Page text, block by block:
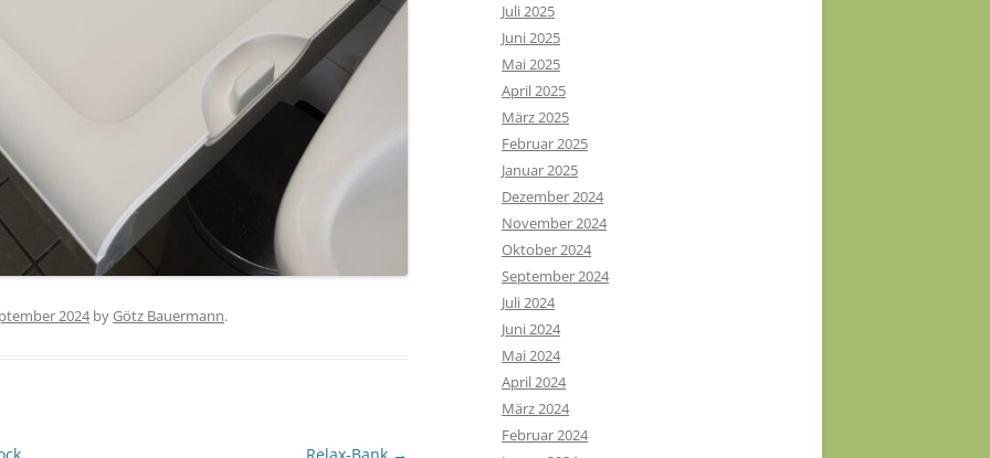
2024byGötz Bauermann.
Juli 2025
Juni 2025
Mai 2025
April 2025
März 2025
Februar 2025
Januar 2025
Dezember 2024
November 2024
Oktober 2024
September 2024
Juli 2024
Juni 2024
Mai 2024
April 2024
März 2024
Februar 2024